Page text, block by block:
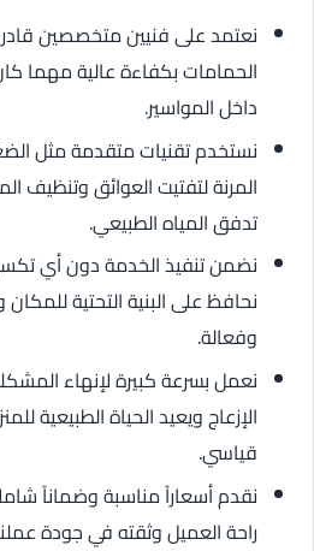
نعتمد على فنيين متخصصين
الحمامات بكفاءة عالية مهما
داخل المواسير.
نستخدم تقنيات متقدمة مثل
المرنة لتفتيت العوائق وتنظيف
تدفق المياه الطبيعي.
نضمن تنفيذ الخدمة دون أي
نحافظ على البنية التحتية
وفعالة.
نعمل بسرعة كبيرة لإنهاء
الإزعاج ويعيد الحياة الطبيعية
قياسي.
نقدم أسعاراً مناسبة وضماناً
راحة العميل وثقته في جودة